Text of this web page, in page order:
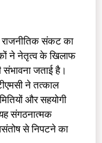
संकट का
ने नेतृत्व के खिलाफ
संभावना जताई है।
ने तत्काल
और सहयोगी
संगठनात्मक
से निपटने का